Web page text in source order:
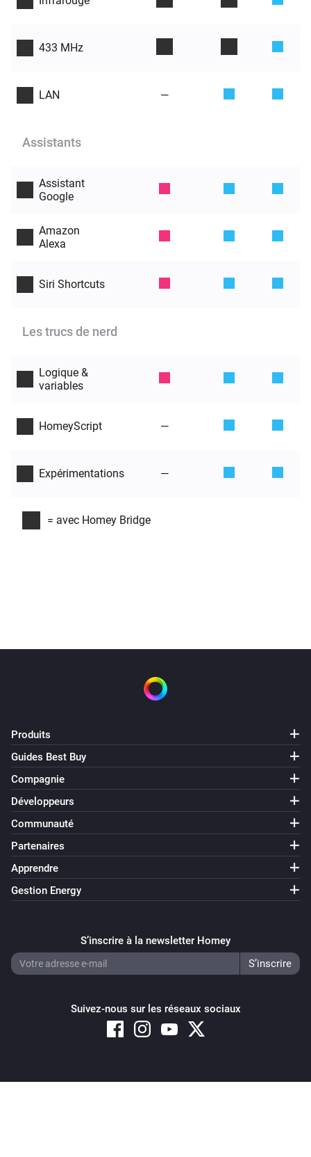
433 MHz
LAN —
Assistants
Assistant
Google
Amazon
Alexa
Siri Shortcuts
Les trucs de nerd
Logique &
variables
HomeyScript —
Expérimentations —
= avec Homey Bridge
Produits
Guides Best Buy
Compagnie
Développeurs
Communauté
Partenaires
Apprendre
Gestion Energy
S’inscrire à la newsletter Homey
Suivez-nous sur les réseaux sociaux